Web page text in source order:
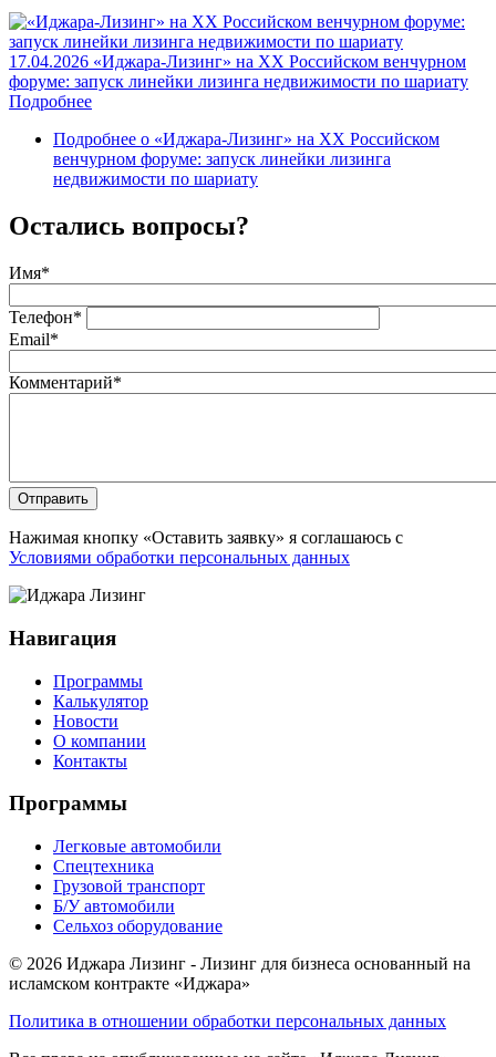
17.04.2026 «Иджара-Лизинг» на XX Российском венчурном
форуме: запуск линейки лизинга недвижимости по шариату
Подробнее
Подробнее о «Иджара-Лизинг» на XX Российском
венчурном форуме: запуск линейки лизинга
недвижимости по шариату
Остались вопросы?
Имя*
Телефон*
Email*
Комментарий*
Отправить
Нажимая кнопку «Оставить заявку» я соглашаюсь с
Условиями обработки персональных данных
Навигация
Программы
Калькулятор
Новости
О компании
Контакты
Программы
Легковые автомобили
Спецтехника
Грузовой транспорт
Б/У автомобили
Сельхоз оборудование
© 2026 Иджара Лизинг - Лизинг для бизнеса основанный на
исламском контракте «Иджара»
Политика в отношении обработки персональных данных